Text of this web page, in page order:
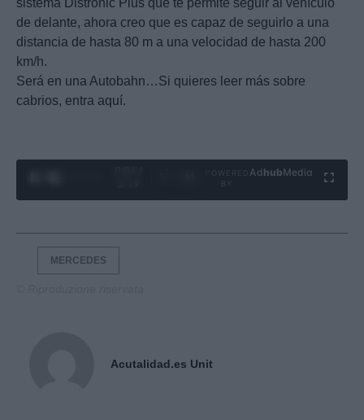
de delante, ahora creo que es capaz de seguirlo a una
distancia de hasta 80 m a una velocidad de hasta 200
km/h.
Será en una Autobahn…Si quieres leer más sobre
cabrios, entra aquí.
Ad hubMedia
MERCEDES
Acutalidad.es Unit